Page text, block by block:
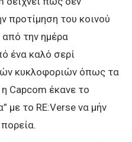
προτίμηση του κοινού
την ημέρα
ένα καλό σερί
κυκλοφοριών όπως τα
η Capcom έκανε το
με το RE:Verse να μήν